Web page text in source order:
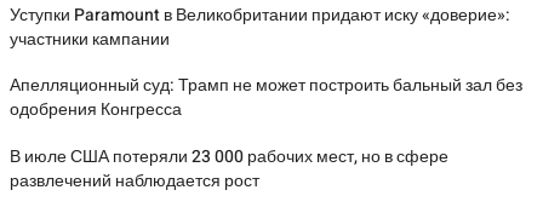
Уступки Paramount в Великобритании придают иску «доверие»:
участники кампании
Апелляционный суд: Трамп не может построить бальный зал без
одобрения Конгресса
В июле США потеряли 23 000 рабочих мест, но в сфере
развлечений наблюдается рост